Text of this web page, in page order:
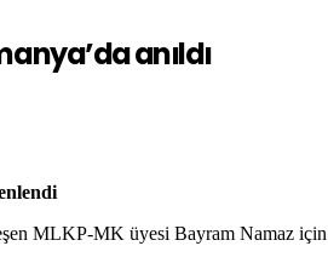
anıldı
MLKP-MK üyesi Bayram Namaz